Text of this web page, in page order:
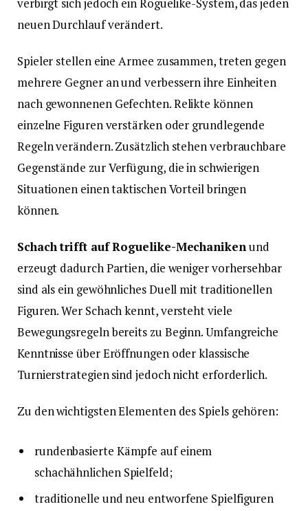
neuen Durchlauf verändert.
Spieler stellen eine Armee zusammen, treten gegen
mehrere Gegner an und verbessern ihre Einheiten
nach gewonnenen Gefechten. Relikte können
einzelne Figuren verstärken oder grundlegende
Regeln verändern. Zusätzlich stehen verbrauchbare
Gegenstände zur Verfügung, die in schwierigen
Situationen einen taktischen Vorteil bringen
können.
Schach trifft auf Roguelike-Mechanikenund
erzeugt dadurch Partien, die weniger vorhersehbar
sind als ein gewöhnliches Duell mit traditionellen
Figuren. Wer Schach kennt, versteht viele
Bewegungsregeln bereits zu Beginn. Umfangreiche
Kenntnisse über Eröffnungen oder klassische
Turnierstrategien sind jedoch nicht erforderlich.
Zu den wichtigsten Elementen des Spiels gehören:
rundenbasierte Kämpfe auf einem
schachähnlichen Spielfeld;
traditionelle und neu entworfene Spielfiguren